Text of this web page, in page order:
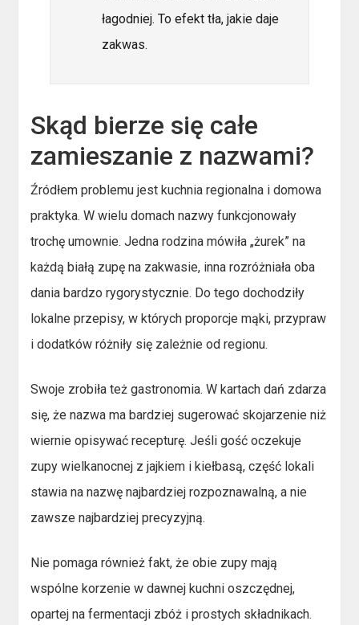
łagodniej. To efekt tła, jakie daje
zakwas.
Skąd bierze się całe
zamieszanie z nazwami?
Źródłem problemu jest kuchnia regionalna i domowa
praktyka. W wielu domach nazwy funkcjonowały
trochę umownie. Jedna rodzina mówiła „żurek” na
każdą białą zupę na zakwasie, inna rozróżniała oba
dania bardzo rygorystycznie. Do tego dochodziły
lokalne przepisy, w których proporcje mąki, przypraw
i dodatków różniły się zależnie od regionu.
Swoje zrobiła też gastronomia. W kartach dań zdarza
się, że nazwa ma bardziej sugerować skojarzenie niż
wiernie opisywać recepturę. Jeśli gość oczekuje
zupy wielkanocnej z jajkiem i kiełbasą, część lokali
stawia na nazwę najbardziej rozpoznawalną, a nie
zawsze najbardziej precyzyjną.
Nie pomaga również fakt, że obie zupy mają
wspólne korzenie w dawnej kuchni oszczędnej,
opartej na fermentacji zbóż i prostych składnikach.